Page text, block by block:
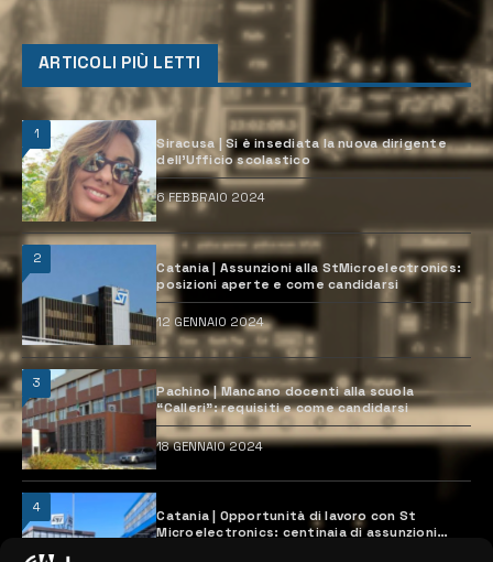
ARTICOLI PIÙ LETTI
1
Siracusa | Si è insediata la nuova dirigente
dell’Ufficio scolastico
6 FEBBRAIO 2024
2
Catania | Assunzioni alla StMicroelectronics:
posizioni aperte e come candidarsi
12 GENNAIO 2024
3
Pachino | Mancano docenti alla scuola
“Calleri”: requisiti e come candidarsi
18 GENNAIO 2024
4
Catania | Opportunità di lavoro con St
Microelectronics: centinaia di assunzioni